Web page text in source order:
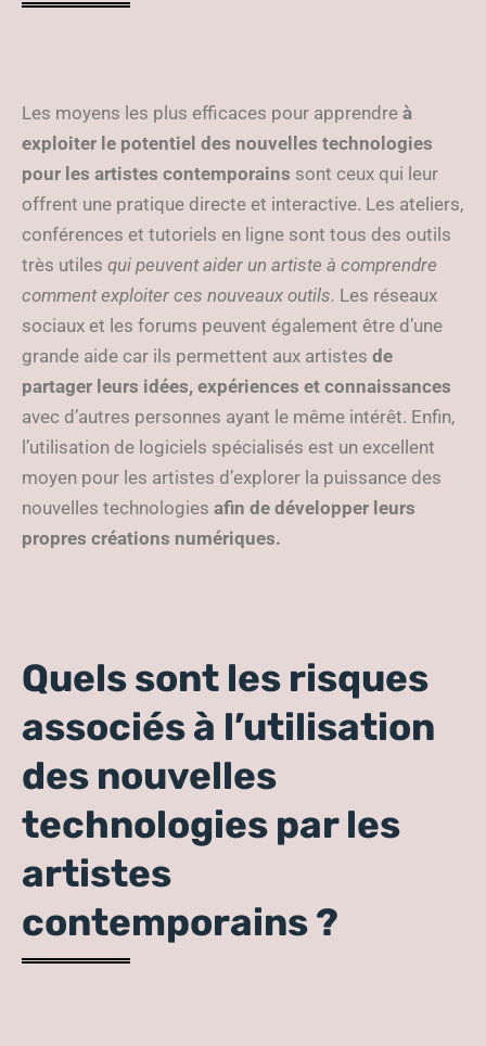
Les moyens les plus efficaces pour apprendre à
exploiter le potentiel des nouvelles technologies
pour les artistes contemporains sont ceux qui leur
offrent une pratique directe et interactive. Les ateliers,
conférences et tutoriels en ligne sont tous des outils
très utiles qui peuvent aider un artiste à comprendre
comment exploiter ces nouveaux outils. Les réseaux
sociaux et les forums peuvent également être d’une
grande aide car ils permettent aux artistes de
partager leurs idées, expériences et connaissances
avec d’autres personnes ayant le même intérêt. Enfin,
l’utilisation de logiciels spécialisés est un excellent
moyen pour les artistes d’explorer la puissance des
nouvelles technologies afin de développer leurs
propres créations numériques.
Quels sont les risques
associés à l’utilisation
des nouvelles
technologies par les
artistes
contemporains ?